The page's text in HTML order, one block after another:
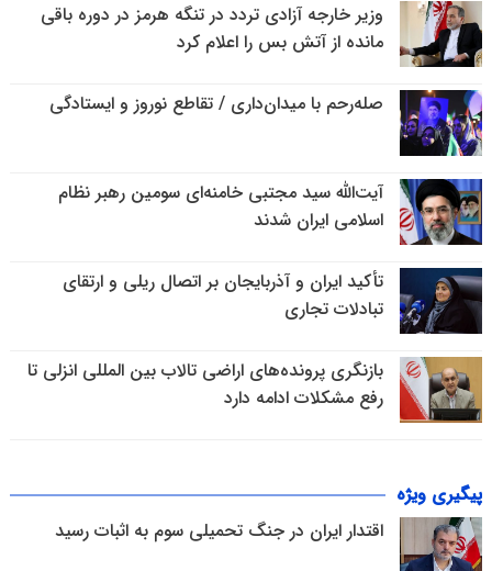
وزیر خارجه آزادی تردد در تنگه هرمز در دوره باقی
مانده از آتش بس را اعلام کرد
صله‌رحم با میدان‌داری / تقاطع نوروز و ایستادگی
آیت‌الله سید مجتبی خامنه‌ای سومین رهبر نظام
اسلامی ایران شدند
تأکید ایران و آذربایجان بر اتصال ریلی و ارتقای
تبادلات تجاری
بازنگری پرونده‌های اراضی تالاب بین المللی انزلی تا
رفع مشکلات ادامه دارد
پیگیری ویژه
اقتدار ایران در جنگ تحمیلی سوم به اثبات رسید